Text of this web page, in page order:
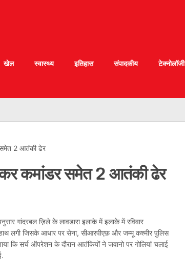
खेल स्वास्थ्य इतिहास संपादकीय टेक्नोलॉजी
2 आतंकी ढेर
कमांडर समेत 2 आतंकी ढेर
गांदरबल ज़िले के लावडारा इलाके में इलाके में रविवार
लगी जिसके आधार पर सेना, सीआरपीएफ़ और जम्मू कश्मीर पुलिस
कि सर्च ऑपरेशन के दौरान आतंकियों ने जवानो पर गोलियां चलाई